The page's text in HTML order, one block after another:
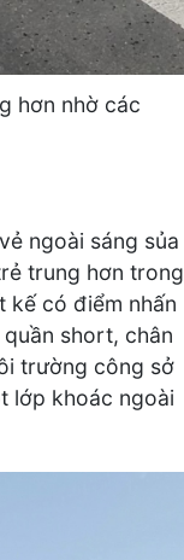
hơn nhờ các
ngoài sáng sủa
trung hơn trong
kế có điểm nhấn
short, chân
trường công sở
lớp khoác ngoài